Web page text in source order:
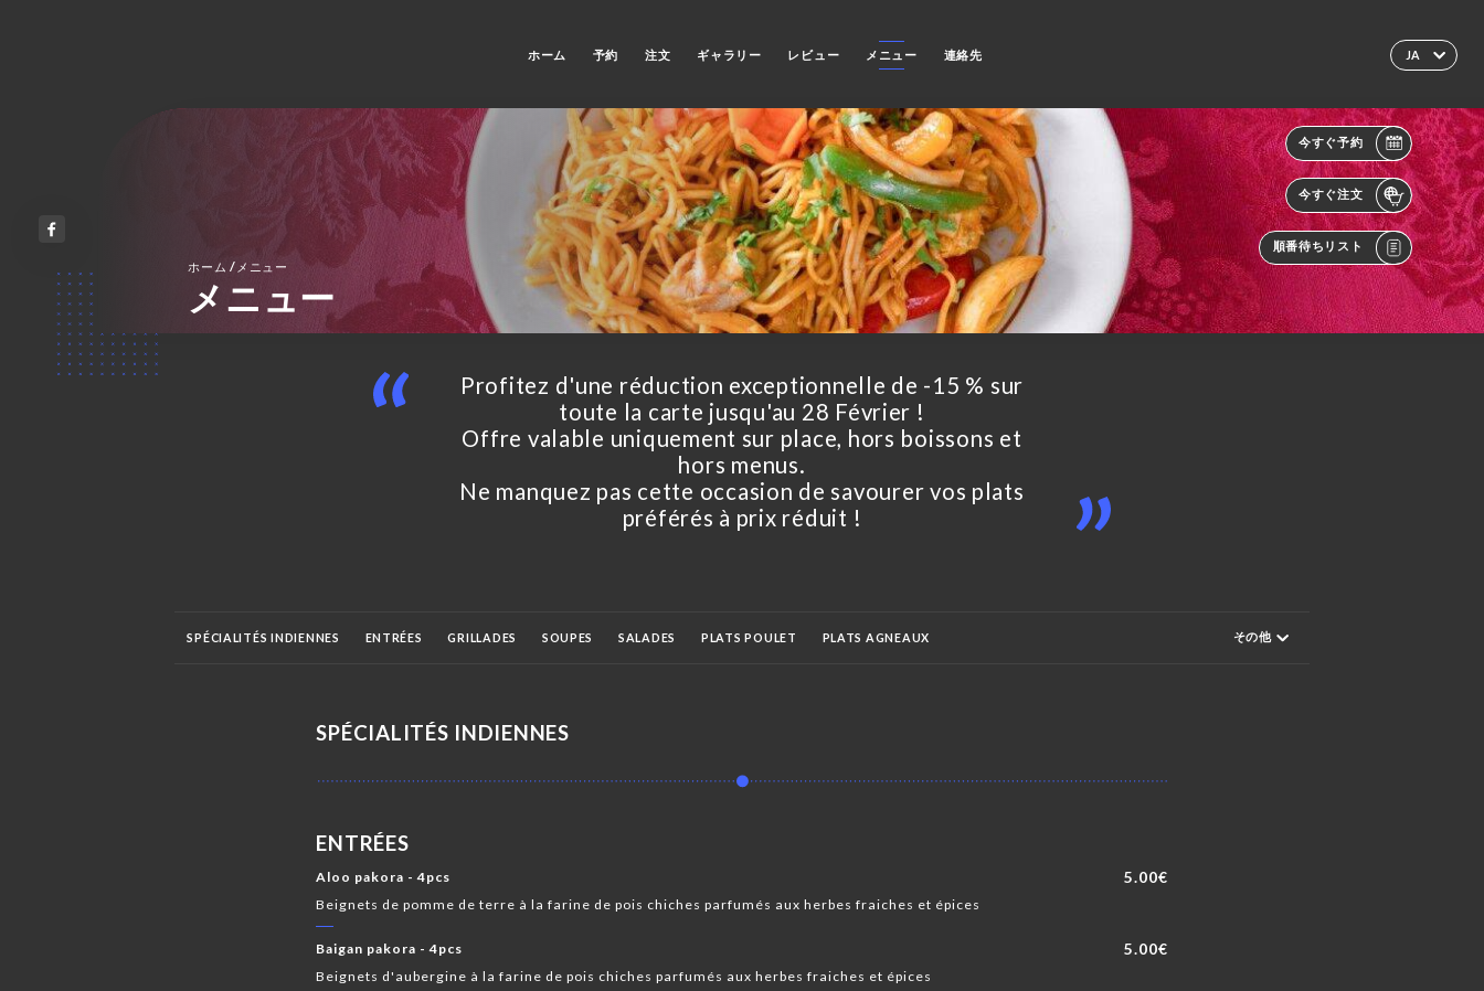
JA
ホーム 予約 注文 ギャラリー レビュー メニュー 連絡先
今すぐ予約
今すぐ注文
順番待ちリスト
ホーム/ メニュー
メニュー
Profitez d'une réduction exceptionnelle de -15 % sur
toute la carte jusqu'au 28 Février !
Offre valable uniquement sur place, hors boissons et
hors menus.
Ne manquez pas cette occasion de savourer vos plats
préférés à prix réduit !
SPÉCIALITÉS INDIENNES ENTRÉES GRILLADES SOUPES SALADES PLATS POULET PLATS AGNEAUX
PLATS MOMO PLATS CHAUMIN THAKALI THALI
その他
SPÉCIALITÉS INDIENNES
ENTRÉES
Aloo pakora - 4pcs 5.00€
Beignets de pomme de terre à la farine de pois chiches parfumés aux herbes fraiches et épices
Baigan pakora - 4pcs 5.00€
Beignets d'aubergine à la farine de pois chiches parfumés aux herbes fraiches et épices